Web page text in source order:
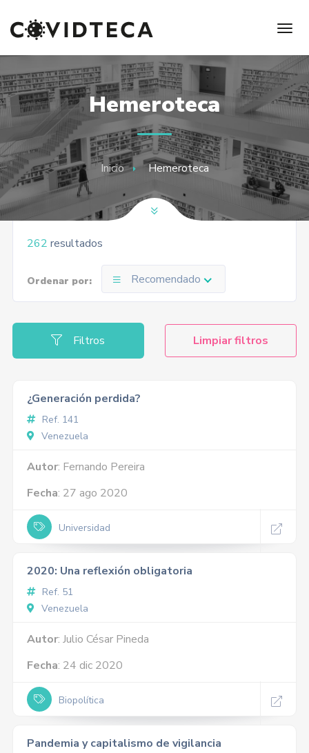
Hemeroteca
Inicio Hemeroteca
262 resultados
Ordenar por: Recomendado
Filtros Limpiar filtros
¿Generación perdida?
Ref. 141
Venezuela
Autor: Fernando Pereira
Fecha: 27 ago 2020
Universidad
2020: Una reflexión obligatoria
Ref. 51
Venezuela
Autor: Julio César Pineda
Fecha: 24 dic 2020
Biopolítica
Pandemia y capitalismo de vigilancia